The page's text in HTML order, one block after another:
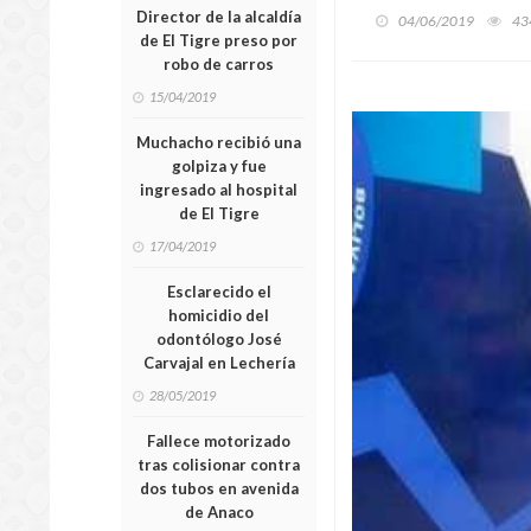
Director de la alcaldía
de El Tigre preso por
robo de carros
15/04/2019
Muchacho recibió una
golpiza y fue
ingresado al hospital
de El Tigre
17/04/2019
Esclarecido el
homicidio del
odontólogo José
Carvajal en Lechería
28/05/2019
Fallece motorizado
tras colisionar contra
dos tubos en avenida
de Anaco
04/06/2019